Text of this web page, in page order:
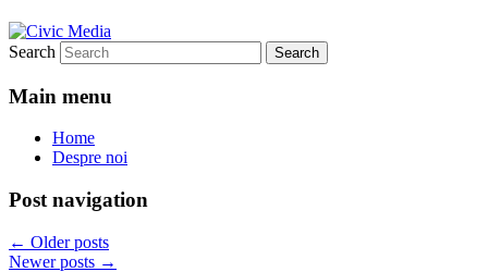
Search
Main menu
Home
Despre noi
Post navigation
← Older posts
Newer posts →